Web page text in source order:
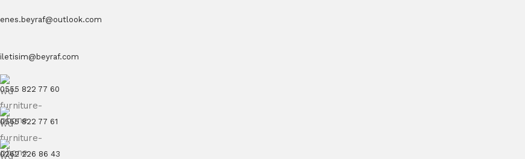
enes.beyraf@outlook.com
iletisim@beyraf.com
0555 822 77 60
0555 822 77 61
0262 226 86 43